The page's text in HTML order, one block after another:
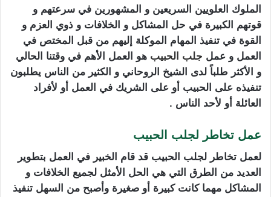
الملوك العلويين السريعين و المشهورين في سرعتهم و
قوتهم الكبيرة في حل المشاكل و الخلافات و ذوي العزم و
القوة في تنفيذ المهام الموكلة إليهم من قبل المختص في
العمل و عمل جلب الحبيب هو العمل الأهم في وقتنا الحالي
و الأكثر طلباً لدى الشيخ الروحاني و الكثير من الناس يطلبون
تنفيذه على الحبيب أو على الشريك في العمل أو لأفراد
العائلة أو لأحد الناس .
عمل تخاطر لجلب الحبيب
لعمل تخاطر لجلب الحبيب قد قام الخبير في العمل بتطوير
العديد من الطرق التي هي الحل الأمثل لجميع الخلافات و
المشاكل مهما كانت كبيرة أو صغيرة وأصبح من السهل تنفيذ